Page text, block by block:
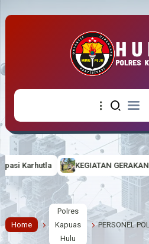
GERAKAN INDONESIA ASRI
Home
Polres
Kapuas
Hulu